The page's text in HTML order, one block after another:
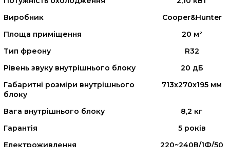
Виробник
Cooper&Hunter
Площа приміщення
20 м²
Тип фреону
R32
Рівень звуку внутрішнього блоку
20 дБ
Габаритні розміри внутрішнього
блоку
713x270x195 мм
Вага внутрішнього блоку
8,2 кг
Гарантія
5 років
Електроживлення
220~240В/1Ф/50